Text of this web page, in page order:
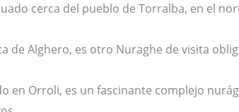
cerca del pueblo de Torralba, en el
de Alghero, es otro Nuraghe de visita
en Orroli, es un fascinante complejo